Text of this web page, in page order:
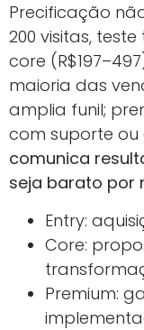
Precificação
200 visitas, teste
core
maioria das
amplia funil;
com suporte ou
comunica
seja barato por
Entry:
Core:
Premium: